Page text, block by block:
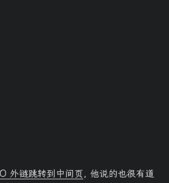
外链跳转到中间页, 他说的也很有道